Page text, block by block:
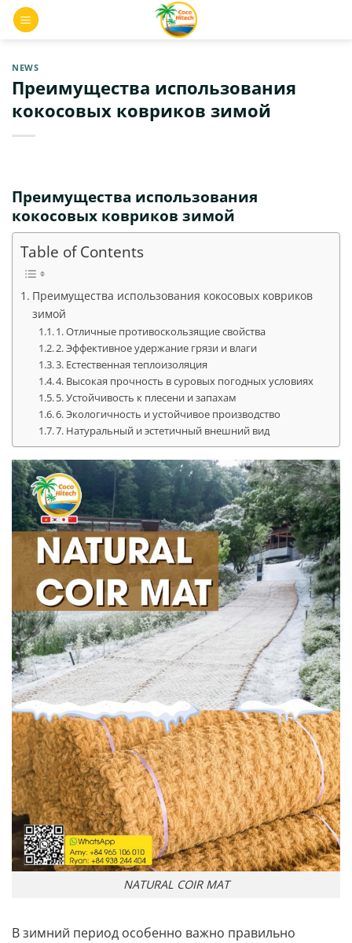
Skip
NEWS
Преимущества использования
кокосовых ковриков зимой
Преимущества использования
кокосовых ковриков зимой
Table of Contents
Преимущества использования кокосовых ковриков
зимой
1. Отличные противоскользящие свойства
2. Эффективное удержание грязи и влаги
3. Естественная теплоизоляция
4. Высокая прочность в суровых погодных условиях
5. Устойчивость к плесени и запахам
6. Экологичность и устойчивое производство
7. Натуральный и эстетичный внешний вид
NATURAL COIR MAT
В зимний период особенно важно правильно